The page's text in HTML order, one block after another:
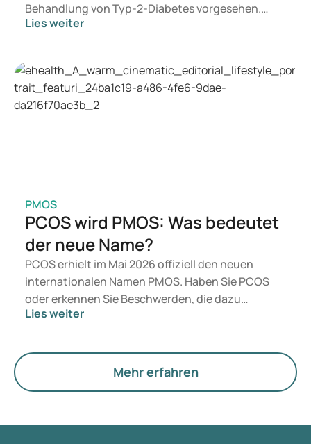
Behandlung von Typ-2-Diabetes vorgesehen.
Suchen Sie eine Therapie zur Gewichtskontrolle,
geeignet ist, entscheidet ein Arzt auf Grundlage
Ihrer Gesundheit, Ihres BMI und Ihres
Medikamentenkonsums.
Lies weiter
PMOS
PCOS wird PMOS: Was bedeutet
der neue Name?
PCOS erhielt im Mai 2026 offiziell den neuen
internationalen Namen PMOS. Haben Sie PCOS
oder erkennen Sie Beschwerden, die dazu
passen? Medizinisch ändert sich zunächst nichts.
Hormone, den Stoffwechsel und die Funktion der
Lies weiter
Mehr erfahren